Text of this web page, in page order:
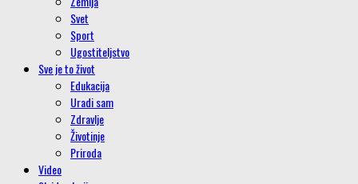
Svet
Sport
Ugostiteljstvo
Sve je to život
Edukacija
Uradi sam
Zdravlje
Životinje
Priroda
Video